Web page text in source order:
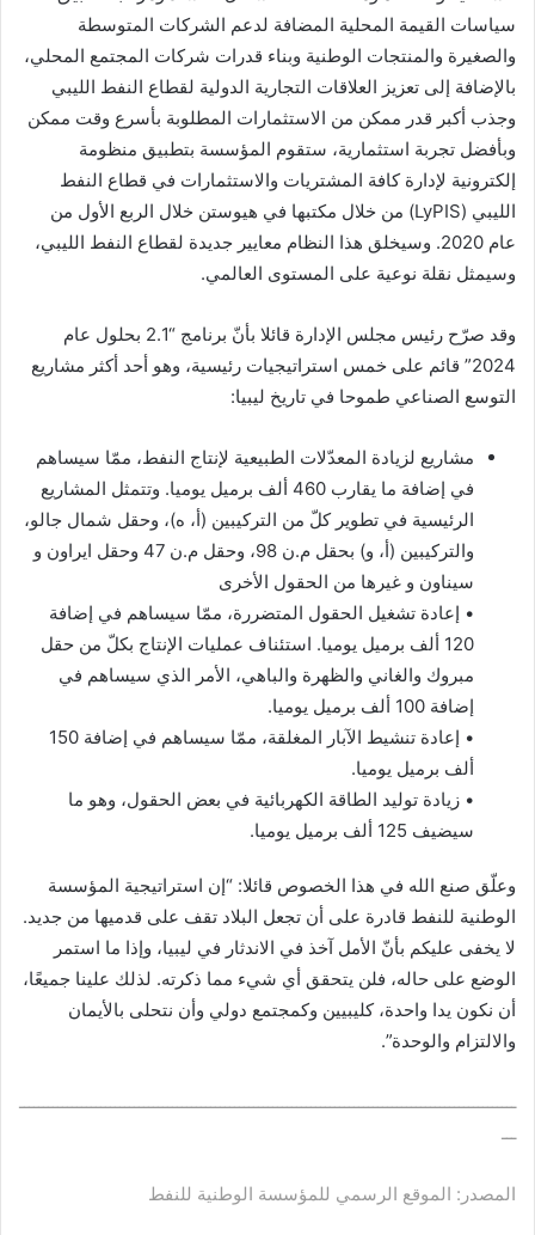
سياسات القيمة المحلية المضافة لدعم الشركات المتوسطة
والصغيرة والمنتجات الوطنية وبناء قدرات شركات المجتمع المحلي،
بالإضافة إلى تعزيز العلاقات التجارية الدولية لقطاع النفط الليبي
وجذب أكبر قدر ممكن من الاستثمارات المطلوبة بأسرع وقت ممكن
وبأفضل تجربة استثمارية، ستقوم المؤسسة بتطبيق منظومة
إلكترونية لإدارة كافة المشتريات والاستثمارات في قطاع النفط
الليبي (LyPIS) من خلال مكتبها في هيوستن خلال الربع الأول من
عام 2020. وسيخلق هذا النظام معايير جديدة لقطاع النفط الليبي،
وسيمثل نقلة نوعية على المستوى العالمي.
وقد صرّح رئيس مجلس الإدارة قائلا بأنّ برنامج “2.1 بحلول عام
2024” قائم على خمس استراتيجيات رئيسية، وهو أحد أكثر مشاريع
التوسع الصناعي طموحا في تاريخ ليبيا:
مشاريع لزيادة المعدّلات الطبيعية لإنتاج النفط، ممّا سيساهم
في إضافة ما يقارب 460 ألف برميل يوميا. وتتمثل المشاريع
الرئيسية في تطوير كلّ من التركيبين (أ، ه)، وحقل شمال جالو،
والتركيبين (أ، و) بحقل م.ن 98، وحقل م.ن 47 وحقل ايراون و
سيناون و غيرها من الحقول الأخرى
• إعادة تشغيل الحقول المتضررة، ممّا سيساهم في إضافة
120 ألف برميل يوميا. استئناف عمليات الإنتاج بكلّ من حقل
مبروك والغاني والظهرة والباهي، الأمر الذي سيساهم في
إضافة 100 ألف برميل يوميا.
• إعادة تنشيط الآبار المغلقة، ممّا سيساهم في إضافة 150
ألف برميل يوميا.
• زيادة توليد الطاقة الكهربائية في بعض الحقول، وهو ما
سيضيف 125 ألف برميل يوميا.
وعلّق صنع الله في هذا الخصوص قائلا: “إن استراتيجية المؤسسة
الوطنية للنفط قادرة على أن تجعل البلاد تقف على قدميها من جديد.
لا يخفى عليكم بأنّ الأمل آخذ في الاندثار في ليبيا، وإذا ما استمر
الوضع على حاله، فلن يتحقق أي شيء مما ذكرته. لذلك علينا جميعًا،
أن نكون يدا واحدة، كليبيين وكمجتمع دولي وأن نتحلى بالأيمان
والالتزام والوحدة”.
ــــــــــــــــــــــــــــــــــــــــــــــــــــــــــــــــــــــــــــــــــــــــــــــــــــــــ
ـــ
المصدر: الموقع الرسمي للمؤسسة الوطنية للنفط